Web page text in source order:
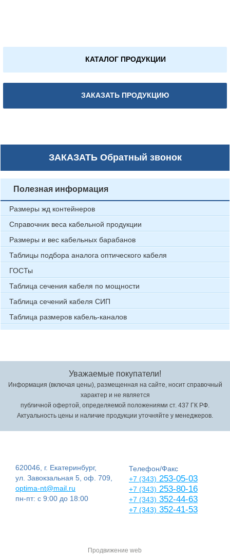
КАТАЛОГ ПРОДУКЦИИ
ЗАКАЗАТЬ ПРОДУКЦИЮ
ЗАКАЗАТЬОбратный звонок
Полезная информация
Размеры жд контейнеров
Справочник веса кабельной продукции
Размеры и вес кабельных барабанов
Таблицы подбора аналога оптического кабеля
ГОСТы
Таблица сечения кабеля по мощности
Таблица сечений кабеля СИП
Таблица размеров кабель-каналов
Уважаемые покупатели!
Информация (включая цены), размещенная на сайте, носит справочный
характер и не является
публичной офертой, определяемой положениями ст. 437 ГК РФ.
Актуальность цены и наличие продукции уточняйте у менеджеров.
620046, г. Екатеринбург,
ул. Завокзальная 5, оф. 709,
optima-nt@mail.ru
пн-пт: с 9:00 до 18:00
Телефон/Факс
+7 (343) 253-05-03
+7 (343) 253-80-16
+7 (343) 352-44-63
+7 (343) 352-41-53
Продвижение web